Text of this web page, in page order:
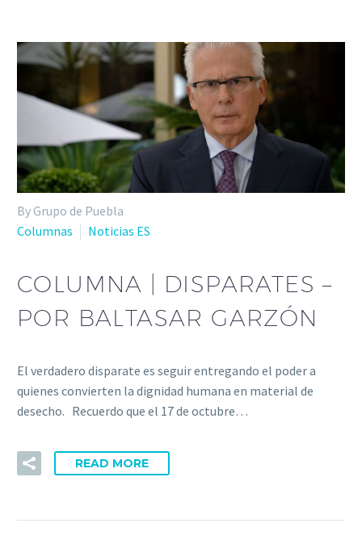
By Grupo de Puebla
Columnas
Noticias ES
COLUMNA | DISPARATES –
POR BALTASAR GARZÓN
El verdadero disparate es seguir entregando el poder a
quienes convierten la dignidad humana en material de
desecho. Recuerdo que el 17 de octubre…
READ MORE